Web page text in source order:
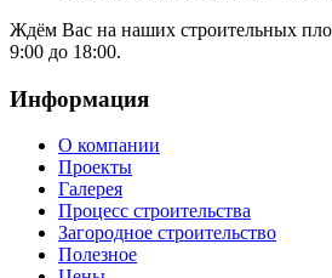
Ждём Вас на наших строительных
9:00 до 18:00.
Информация
О компании
Проекты
Галерея
Процесс строительства
Загородное строительство
Полезное